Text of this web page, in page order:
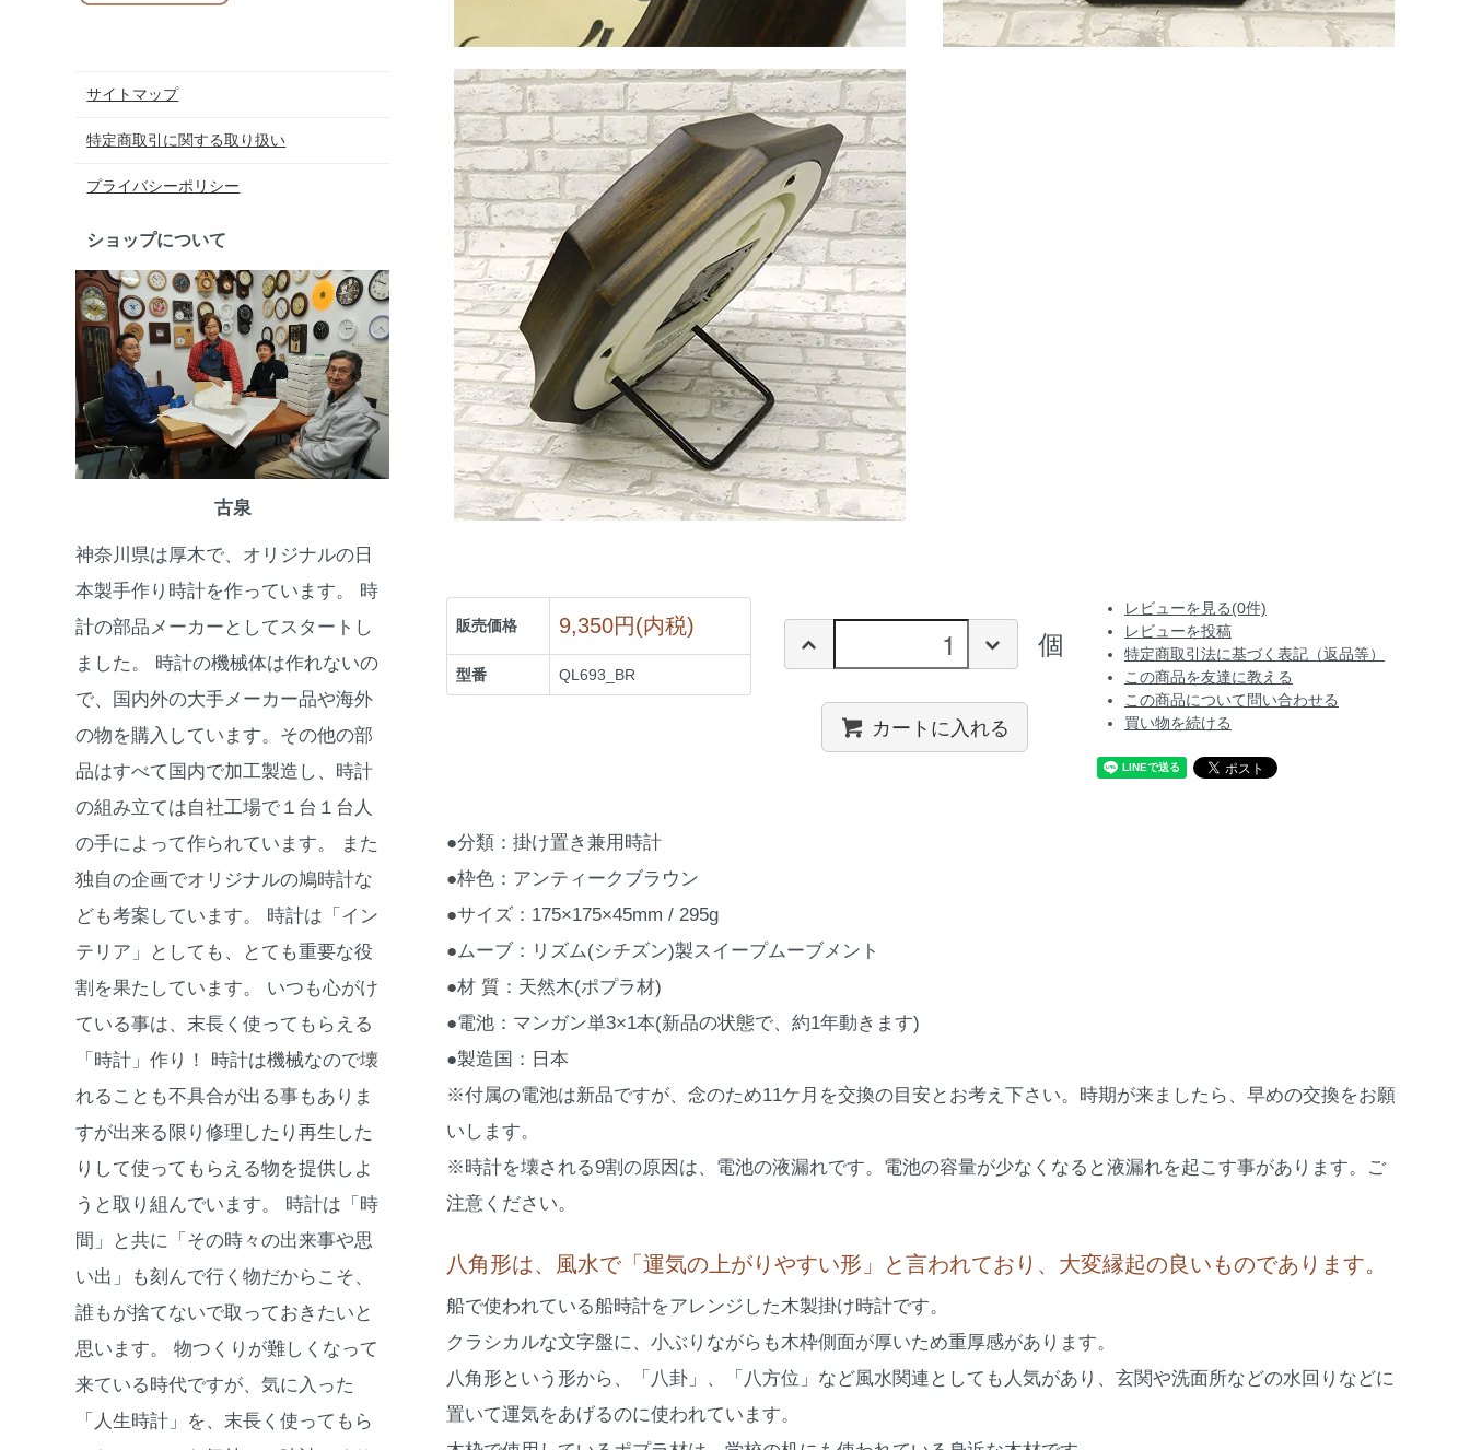
サイトマップ
特定商取引に関する取り扱い
プライバシーポリシー
ショップについて
古泉
神奈川県は厚木で、オリジナルの日
本製手作り時計を作っています。 時
計の部品メーカーとしてスタートし
ました。 時計の機械体は作れないの
で、国内外の大手メーカー品や海外
の物を購入しています。その他の部
品はすべて国内で加工製造し、時計
の組み立ては自社工場で１台１台人
の手によって作られています。 また
独自の企画でオリジナルの鳩時計な
ども考案しています。 時計は「イン
テリア」としても、とても重要な役
割を果たしています。 いつも心がけ
ている事は、末長く使ってもらえる
「時計」作り！ 時計は機械なので壊
れることも不具合が出る事もありま
すが出来る限り修理したり再生した
りして使ってもらえる物を提供しよ
うと取り組んでいます。 時計は「時
間」と共に「その時々の出来事や思
い出」も刻んで行く物だからこそ、
誰もが捨てないで取っておきたいと
思います。 物つくりが難しくなって
来ている時代ですが、気に入った
「人生時計」を、末長く使ってもら
販売価格 9,350円(内税)
型番 QL693_BR
個
カートに入れる
レビューを見る(0件)
レビューを投稿
特定商取引法に基づく表記（返品等）
この商品を友達に教える
この商品について問い合わせる
買い物を続ける
●分類：掛け置き兼用時計
●枠色：アンティークブラウン
●サイズ：175×175×45mm / 295g
●ムーブ：リズム(シチズン)製スイープムーブメント
●材 質：天然木(ポプラ材)
●電池：マンガン単3×1本(新品の状態で、約1年動きます)
●製造国：日本
※付属の電池は新品ですが、念のため11ケ月を交換の目安とお考え下さい。時期が来ましたら、早めの交換をお願
いします。
※時計を壊される9割の原因は、電池の液漏れです。電池の容量が少なくなると液漏れを起こす事があります。ご
注意ください。
八角形は、風水で「運気の上がりやすい形」と言われており、大変縁起の良いものであります。
船で使われている船時計をアレンジした木製掛け時計です。
クラシカルな文字盤に、小ぶりながらも木枠側面が厚いため重厚感があります。
八角形という形から、「八卦」、「八方位」など風水関連としても人気があり、玄関や洗面所などの水回りなどに
置いて運気をあげるのに使われています。